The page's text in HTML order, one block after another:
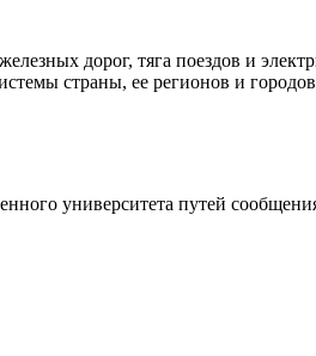
дорог, тяга поездов и
страны, ее регионов и
университета путей